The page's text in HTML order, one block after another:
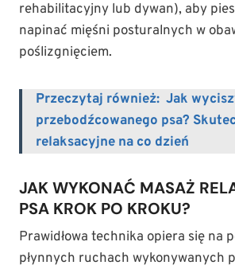
rehabilitacyjny lub dywan), aby pies
napinać mięśni posturalnych w
poślizgnięciem.
Przeczytaj również: Jak
przebodźcowanego psa?
relaksacyjne na co dzień
JAK WYKONAĆ MASAŻ
PSA KROK PO KROKU?
Prawidłowa technika opiera się na
płynnych ruchach wykonywanych